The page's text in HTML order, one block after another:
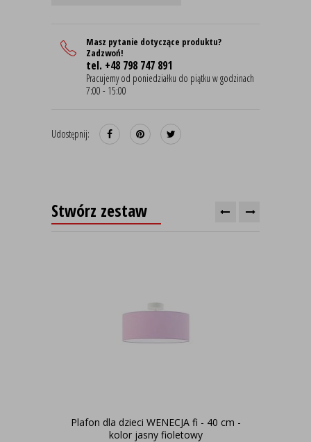
Masz pytanie dotyczące produktu?
Zadzwoń!
tel. +48 798 747 891
Pracujemy od poniedziałku do piątku w godzinach
7:00 - 15:00
Udostępnij:
Stwórz zestaw
Plafon dla dzieci WENECJA fi - 40 cm -
kolor jasny fioletowy